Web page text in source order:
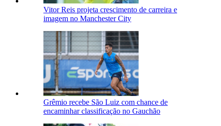
Vitor Reis projeta crescimento de carreira e
imagem no Manchester City
Grêmio recebe São Luiz com chance de
encaminhar classificação no Gauchão